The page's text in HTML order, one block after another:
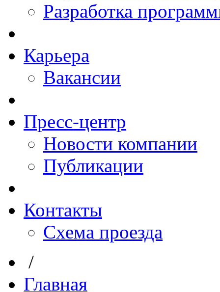
Разработка
Карьера
Вакансии
Пресс-центр
Новости компании
Публикации
Контакты
Схема проезда
/
Главная